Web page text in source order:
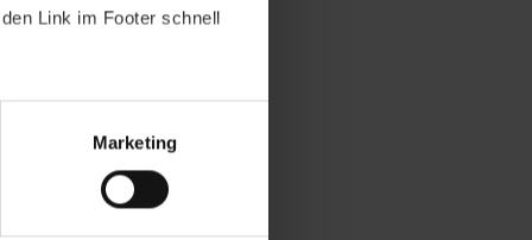
Link im Footer schnell
Marketing